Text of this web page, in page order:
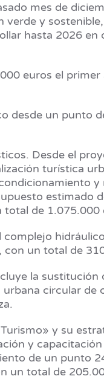
mes de
y
hasta 2026 en
euros el
desde un punto
Desde el
turística
y
estimado
de 1.075.000
con un total de
la sustitución
circular de
y su
y
de un punto
un total de